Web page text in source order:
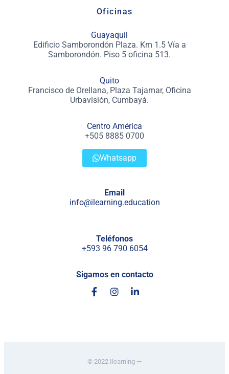
Oficinas
Guayaquil
Edificio Samborondón Plaza. Km 1.5 Vía a
Samborondón. Piso 5 oficina 513.
Quito
Francisco de Orellana, Plaza Tajamar, Oficina
Urbavisión, Cumbayá.
Centro América
+505 8885 0700
Whatsapp
Email
info@ilearning.education
Teléfonos
+593 96 790 6054
Sigamos en contacto
© 2022 Ilearning —